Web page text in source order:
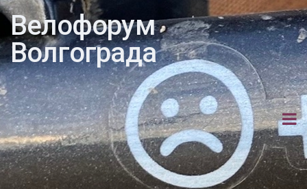
Велофорум
Волгограда